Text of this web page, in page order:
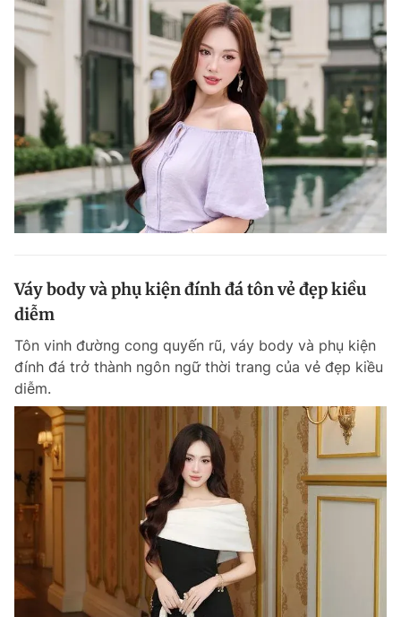
Theo dõi báo trên
Hotline
0906 645 777
Liên hệ quảng cáo
0908 780 404
Đặt báo Quảng cáo RSS Tòa soạn Chính sách bảo
Phó tổng biên tập: Lâm Hiếu Dũng
Phó tổng biên tập: Trần Việt Hưng
Tổng thư ký tòa soạn: Đức Trung
Giấy phép xuất bản số 110/GP - BTTTT cấp ngày 24.3.2020
© 2003-2026 Bản quyền thuộc về Báo Thanh Niên. Cấm sao chép
dưới mọi hình thức nếu không có sự chấp thuận bằng văn bản.
Phát triển bởi ePi Technologies, JSC.
Váy body và phụ kiện đính đá tôn vẻ đẹp kiều
diễm
Tôn vinh đường cong quyến rũ, váy body và phụ kiện
đính đá trở thành ngôn ngữ thời trang của vẻ đẹp kiều
diễm.